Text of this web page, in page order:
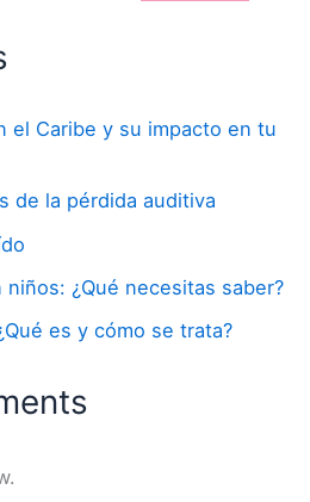
el Caribe y su impacto en tu
de la pérdida auditiva
niños: ¿Qué necesitas saber?
es y cómo se trata?